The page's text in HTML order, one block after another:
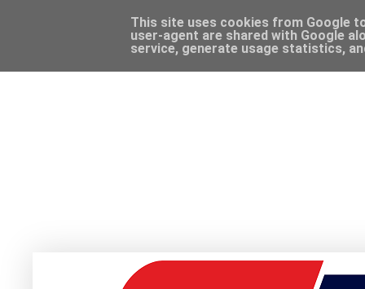
This site uses cookies from Google
user-agent are shared with Google
service, generate usage statistics,